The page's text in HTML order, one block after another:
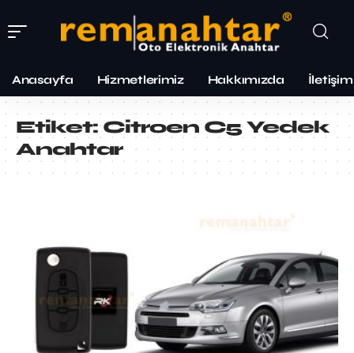
Anasayfa Hizmetlerimiz Hakkımızda İletişim
Etiket:Citroen C5 Yedek
Anahtar